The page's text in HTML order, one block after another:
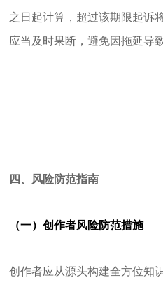
之日起计算，超过该期限起诉
应当及时果断，避免因拖延导
四、风险防范指南
（一）创作者风险防范措施
创作者应从源头构建全方位知